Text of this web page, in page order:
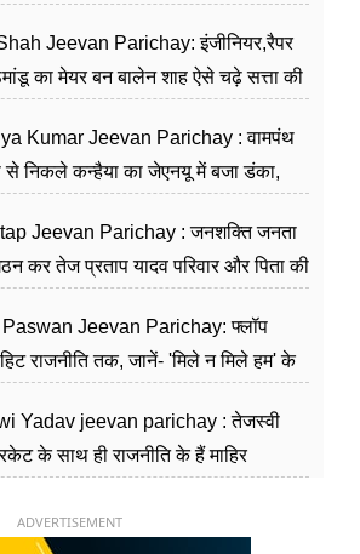
Jeevan Parichay: इंजीनियर,रैपर
का मेयर बन बालेन शाह ऐसे चढ़े सत्ता की
Kumar Jeevan Parichay : वामपंथ
से निकले कन्हैया का जेएनयू में बजा डंका,
Jeevan Parichay : जनशक्ति जनता
कर तेज प्रताप यादव परिवार और पिता की
Jeevan Parichay: फ्लॉप
राजनीति तक, जानें- 'मिले न मिले हम' के
Yadav jeevan parichay : तेजस्वी
के साथ ही राजनीति के हैं माहिर
ADVERTISEMENT